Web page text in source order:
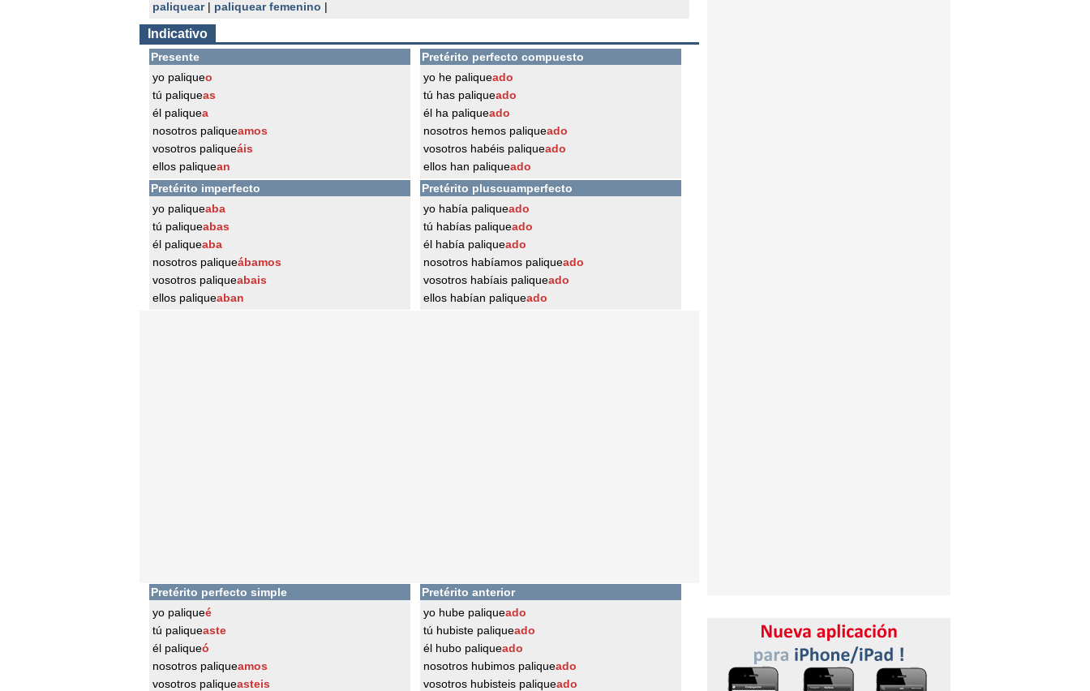
paliquear| paliquear femenino |
Indicativo
Presente
yo paliqueo
tú paliqueas
él paliquea
nosotros paliqueamos
vosotros paliqueáis
ellos paliquean
Pretérito perfecto compuesto
yo he paliqueado
tú has paliqueado
él ha paliqueado
nosotros hemos paliqueado
vosotros habéis paliqueado
ellos han paliqueado
Pretérito imperfecto
yo paliqueaba
tú paliqueabas
él paliqueaba
nosotros paliqueábamos
vosotros paliqueabais
ellos paliqueaban
Pretérito pluscuamperfecto
yo había paliqueado
tú habías paliqueado
él había paliqueado
nosotros habíamos paliqueado
vosotros habíais paliqueado
ellos habían paliqueado
Pretérito perfecto simple
yo paliqueé
tú paliqueaste
él paliqueó
nosotros paliqueamos
vosotros paliqueasteis
Pretérito anterior
yo hube paliqueado
tú hubiste paliqueado
él hubo paliqueado
nosotros hubimos paliqueado
vosotros hubisteis paliqueado